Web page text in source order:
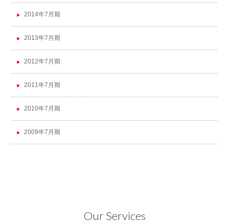
2014年7月期
2013年7月期
2012年7月期
2011年7月期
2010年7月期
2009年7月期
Our Services